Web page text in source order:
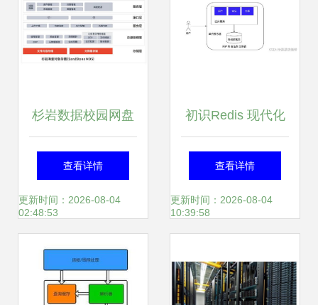
杉岩数据校园网盘
存储解决方案 高效
数据处理与存储服
查看详情
更新时间：2026-08-04
02:48:53
初识Redis 现代化
数据处理与存储服
务探秘
查看详情
更新时间：2026-08-04
10:39:58